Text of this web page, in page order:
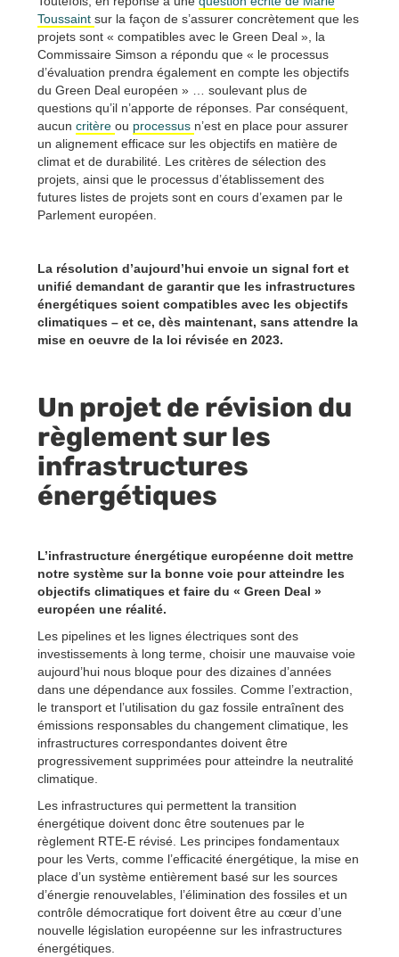
Toussaint sur la façon de s’assurer concrètement que les
projets sont « compatibles avec le Green Deal », la
Commissaire Simson a répondu que « le processus
d’évaluation prendra également en compte les objectifs
du Green Deal européen » … soulevant plus de
questions qu’il n’apporte de réponses. Par conséquent,
aucun critère ou processus n’est en place pour assurer
un alignement efficace sur les objectifs en matière de
climat et de durabilité. Les critères de sélection des
projets, ainsi que le processus d’établissement des
futures listes de projets sont en cours d’examen par le
Parlement européen.
La résolution d’aujourd’hui envoie un signal fort et
unifié demandant de garantir que les infrastructures
énergétiques soient compatibles avec les objectifs
climatiques – et ce, dès maintenant, sans attendre la
mise en oeuvre de la loi révisée en 2023.
Un projet de révision du
règlement sur les
infrastructures
énergétiques
L’infrastructure énergétique européenne doit mettre
notre système sur la bonne voie pour atteindre les
objectifs climatiques et faire du « Green Deal »
européen une réalité.
Les pipelines et les lignes électriques sont des
investissements à long terme, choisir une mauvaise voie
aujourd’hui nous bloque pour des dizaines d’années
dans une dépendance aux fossiles. Comme l’extraction,
le transport et l’utilisation du gaz fossile entraînent des
émissions responsables du changement climatique, les
infrastructures correspondantes doivent être
progressivement supprimées pour atteindre la neutralité
climatique.
Les infrastructures qui permettent la transition
énergétique doivent donc être soutenues par le
règlement RTE-E révisé. Les principes fondamentaux
pour les Verts, comme l’efficacité énergétique, la mise en
place d’un système entièrement basé sur les sources
d’énergie renouvelables, l’élimination des fossiles et un
contrôle démocratique fort doivent être au cœur d’une
nouvelle législation européenne sur les infrastructures
énergétiques.